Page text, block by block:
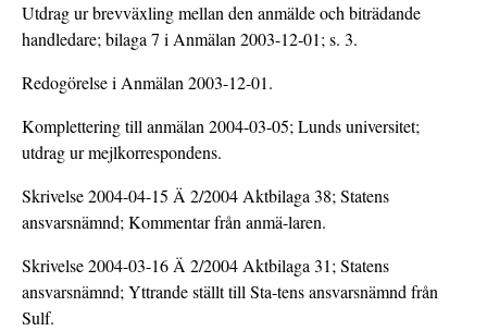
Utdrag ur brevväxling mellan den anmälde och biträdande
handledare; bilaga 7 i Anmälan 2003-12-01; s. 3.
Redogörelse i Anmälan 2003-12-01.
Komplettering till anmälan 2004-03-05; Lunds universitet;
utdrag ur mejlkorrespondens.
Skrivelse 2004-04-15 Ä 2/2004 Aktbilaga 38; Statens
ansvarsnämnd; Kommentar från anmä-laren.
Skrivelse 2004-03-16 Ä 2/2004 Aktbilaga 31; Statens
ansvarsnämnd; Yttrande ställt till Sta-tens ansvarsnämnd från
Sulf.